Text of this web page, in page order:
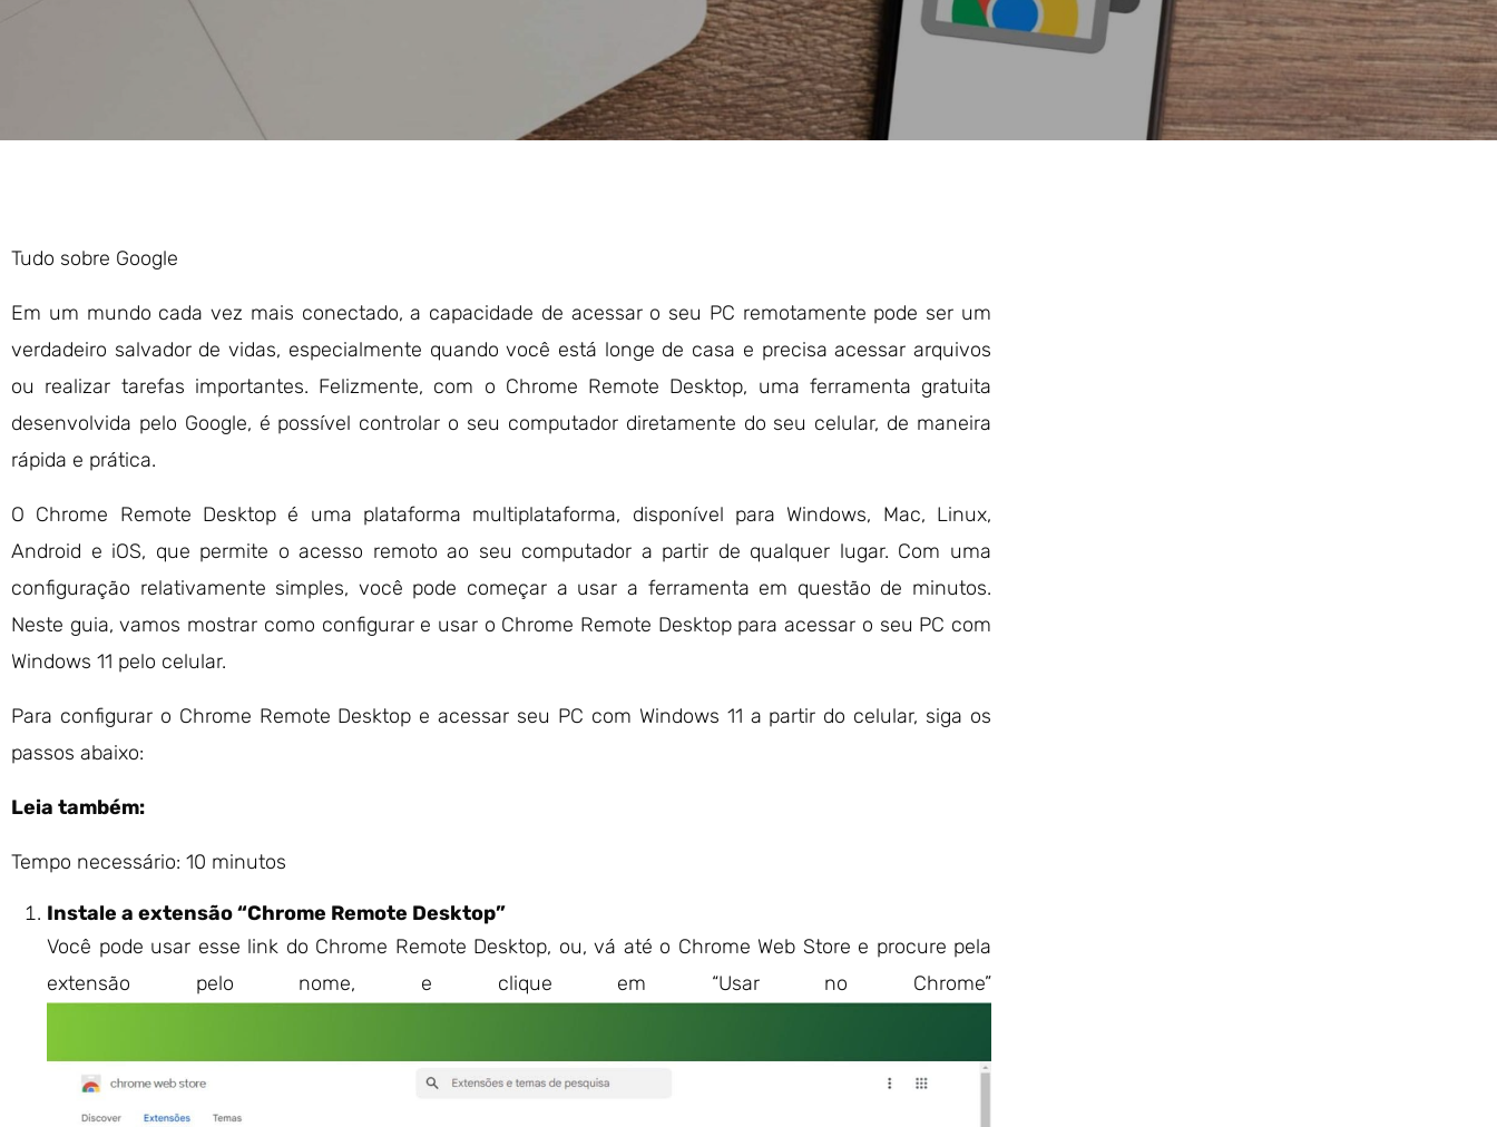
Tudo sobre Google
Em um mundo cada vez mais conectado, a capacidade de acessar o seu PC remotamente pode ser um
verdadeiro salvador de vidas, especialmente quando você está longe de casa e precisa acessar arquivos
ou realizar tarefas importantes. Felizmente, com o Chrome Remote Desktop, uma ferramenta gratuita
desenvolvida pelo Google, é possível controlar o seu computador diretamente do seu celular, de maneira
rápida e prática.
O Chrome Remote Desktop é uma plataforma multiplataforma, disponível para Windows, Mac, Linux,
Android e iOS, que permite o acesso remoto ao seu computador a partir de qualquer lugar. Com uma
configuração relativamente simples, você pode começar a usar a ferramenta em questão de minutos.
Neste guia, vamos mostrar como configurar e usar o Chrome Remote Desktop para acessar o seu PC com
Windows 11 pelo celular.
Para configurar o Chrome Remote Desktop e acessar seu PC com Windows 11 a partir do celular, siga os
passos abaixo:
Leia também:
Tempo necessário: 10 minutos
Instale a extensão “Chrome Remote Desktop”
Você pode usar esse link do Chrome Remote Desktop, ou, vá até o Chrome Web Store e procure pela
extensão pelo nome, e clique em “Usar no Chrome”